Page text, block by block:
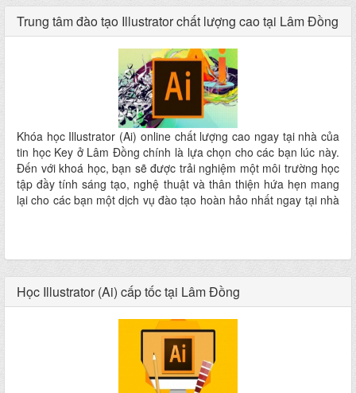
Trung tâm đào tạo Illustrator chất lượng cao tại Lâm Đồng
Khóa học Illustrator (Ai) online chất lượng cao ngay tại nhà của
tin học Key ở Lâm Đồng chính là lựa chọn cho các bạn lúc này.
Đến với khoá học, bạn sẽ được trải nghiệm một môi trường học
tập đầy tính sáng tạo, nghệ thuật và thân thiện hứa hẹn mang
lại cho các bạn một dịch vụ đào tạo hoàn hảo nhất ngay tại nhà
Học Illustrator (Ai) cấp tốc tại Lâm Đồng